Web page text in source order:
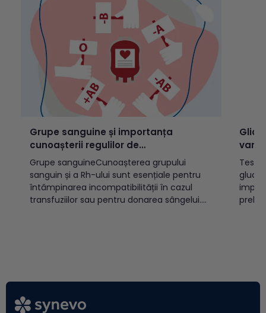
Grupe sanguine și importanța
cunoașterii regulilor de
incompatibilitate
Grupe sanguineCunoașterea grupului
sanguin și a Rh-ului sunt esențiale pentru
întâmpinarea incompatibilității în cazul
transfuziilor sau pentru donarea sângelui.